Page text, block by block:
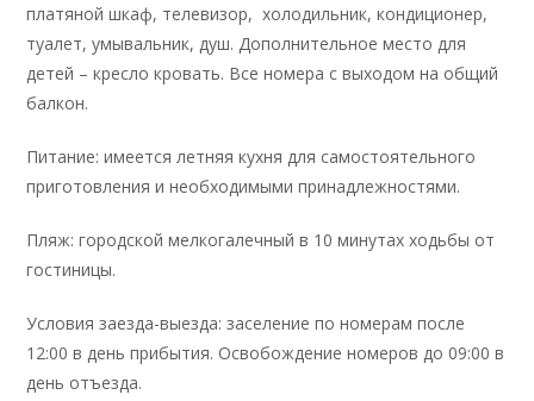
платяной шкаф, телевизор, холодильник, кондиционер,
туалет, умывальник, душ. Дополнительное место для
детей – кресло кровать. Все номера с выходом на общий
балкон.
Питание: имеется летняя кухня для самостоятельного
приготовления и необходимыми принадлежностями.
Пляж: городской мелкогалечный в 10 минутах ходьбы от
гостиницы.
Условия заезда-выезда: заселение по номерам после
12:00 в день прибытия. Освобождение номеров до 09:00 в
день отъезда.